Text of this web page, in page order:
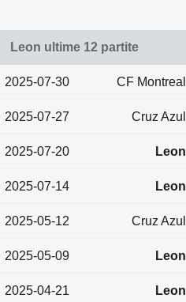
Leon ultime 12 partite
2025-07-30 CF Montreal
2025-07-27 Cruz Azul
2025-07-20 Leon
2025-07-14 Leon
2025-05-12 Cruz Azul
2025-05-09 Leon
2025-04-21 Leon